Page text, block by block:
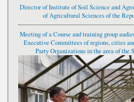
Director of Institute of Soil Science and
of Agricultural Sciences of the
Meeting of a Course and training group
Executive Committees of regions, cities
Party Organizations in the area of the